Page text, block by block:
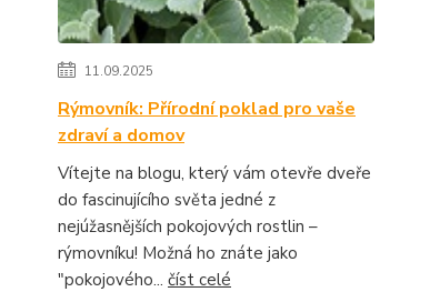
11.09.2025
Rýmovník: Přírodní poklad pro vaše
zdraví a domov
Vítejte na blogu, který vám otevře dveře
do fascinujícího světa jedné z
nejúžasnějších pokojových rostlin –
rýmovníku! Možná ho znáte jako
"pokojového... číst celé